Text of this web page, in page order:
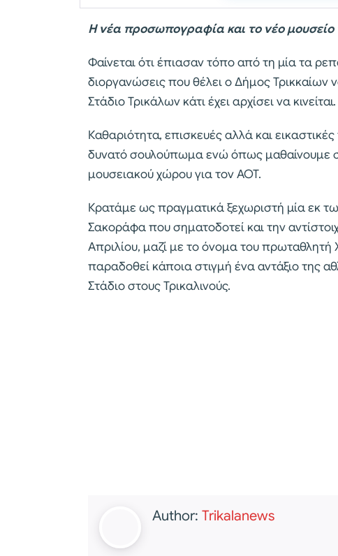
Η νέα προσωπογραφία και το νέο μουσείο
Φαίνεται ότι έπιασαν τόπο από τη μία τα
διοργανώσεις που θέλει ο Δήμος Τρικκαίων
Στάδιο Τρικάλων κάτι έχει αρχίσει να κινείται.
Καθαριότητα, επισκευές αλλά και
δυνατό σουλούπωμα ενώ όπως μαθαίνουμε
μουσειακού χώρου για τον ΑΟΤ.
Κρατάμε ως πραγματικά ξεχωριστή μία εκ
Σακοράφα που σηματοδοτεί και την
Απριλίου, μαζί με το όνομα του
παραδοθεί κάποια στιγμή ένα αντάξιο της
Στάδιο στους Τρικαλινούς.
Author: Trikalanews